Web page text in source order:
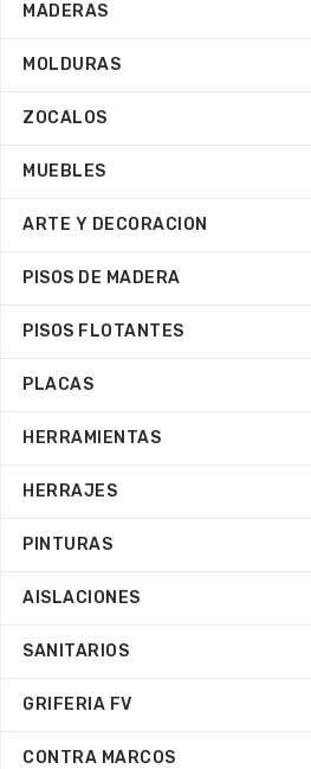
MADERAS
MOLDURAS
ZOCALOS
MUEBLES
ARTE Y DECORACION
PISOS DE MADERA
PISOS FLOTANTES
PLACAS
HERRAMIENTAS
HERRAJES
PINTURAS
AISLACIONES
SANITARIOS
GRIFERIA FV
CONTRA MARCOS